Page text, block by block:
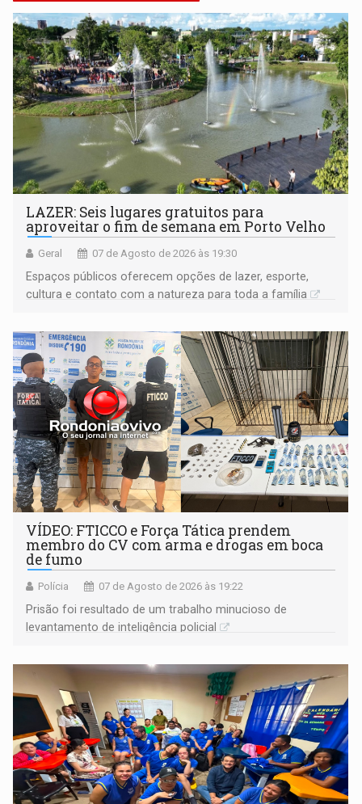
LAZER: Seis lugares gratuitos para
aproveitar o fim de semana em Porto Velho
Geral 07 de Agosto de 2026 às 19:30
Espaços públicos oferecem opções de lazer, esporte,
cultura e contato com a natureza para toda a família
VÍDEO: FTICCO e Força Tática prendem
membro do CV com arma e drogas em boca
de fumo
Polícia 07 de Agosto de 2026 às 19:22
Prisão foi resultado de um trabalho minucioso de
levantamento de inteligência policial